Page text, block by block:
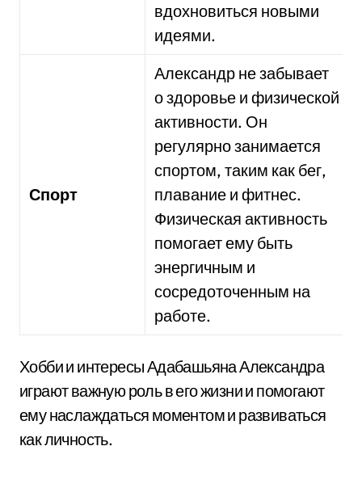
вдохновиться новыми
идеями.
Спорт
Александр не забывает
о здоровье и физической
активности. Он
регулярно занимается
спортом, таким как бег,
плавание и фитнес.
Физическая активность
помогает ему быть
энергичным и
сосредоточенным на
работе.
Хобби и интересы Адабашьяна Александра
играют важную роль в его жизни и помогают
ему наслаждаться моментом и развиваться
как личность.